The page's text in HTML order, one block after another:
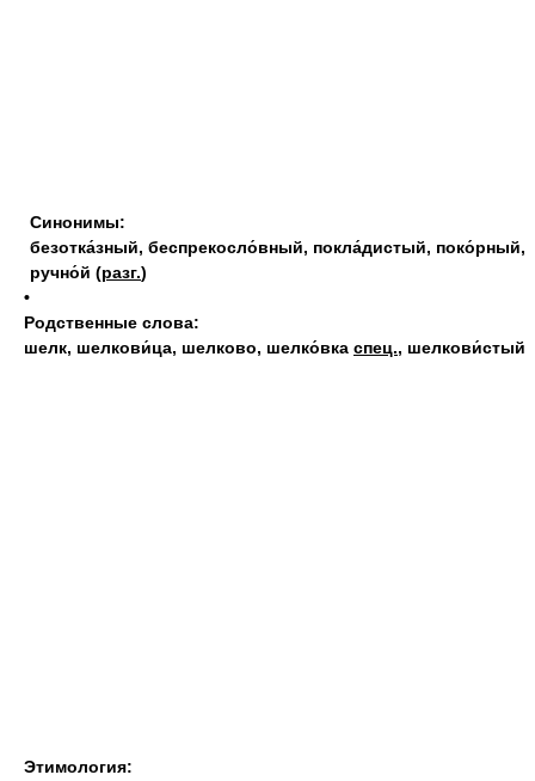
Синонимы:
безотка́зный, беспрекосло́вный, покла́дистый, поко́рный,
ручно́й (разг.)
•
Родственные слова:
шелк, шелкови́ца, шелково, шелко́вка спец., шелкови́стый
Этимология: